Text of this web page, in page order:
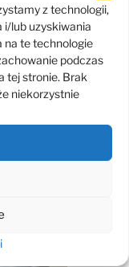
z technologii,
i/lub uzyskiwania
na te technologie
podczas
tej stronie. Brak
niekorzystnie